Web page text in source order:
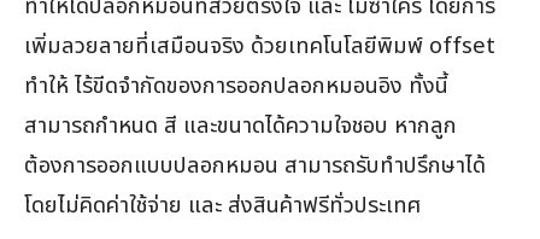
เพิ่มลวยลายที่เสมือนจริง ด้วยเทคโนโลยีพิมพ์ offset
ทำให้ ไร้ขีดจำกัดของการออกปลอกหมอนอิง ทั้งนี้
สามารถกำหนด สี และขนาดได้ความใจชอบ หากลูก
ต้องการออกแบบปลอกหมอน สามารถรับทำปรึกษาได้
โดยไม่คิดค่าใช้จ่าย และ ส่งสินค้าฟรีทั่วประเทศ